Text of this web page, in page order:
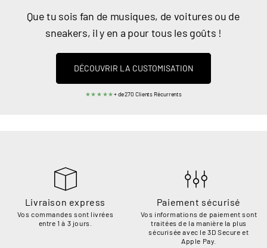
Que tu sois fan de musiques, de voitures ou de
sneakers, il y en a pour tous les goûts !
DÉCOUVRIR LA CUSTOMISATION
★★★★★+ de 270 Clients Récurrents
Livraison express
Vos commandes sont livrées
entre 1 à 3 jours.
Paiement sécurisé
Vos informations de paiement sont
traitées de la manière la plus
sécurisée avec le 3D Secure et
Apple Pay.